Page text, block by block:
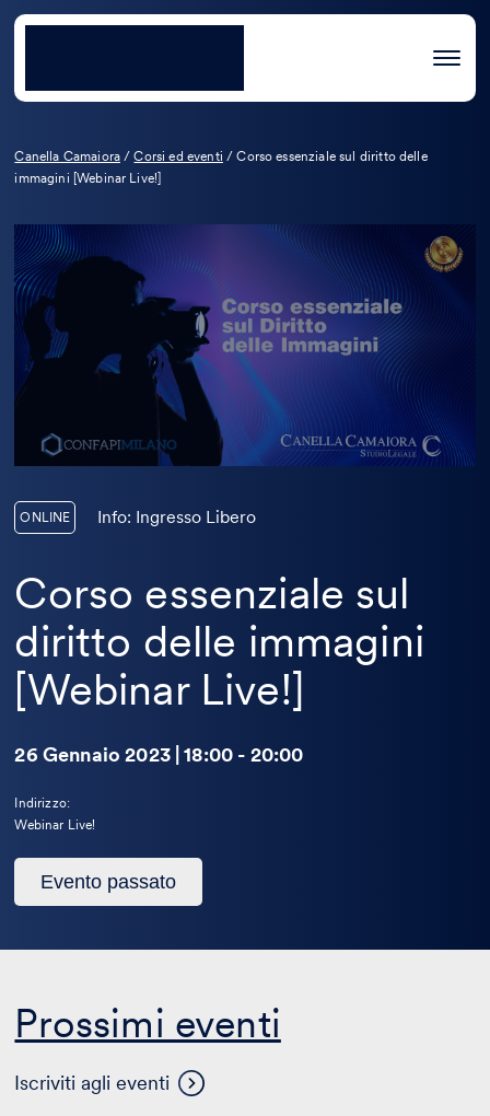
Canella Camaiora /Corsi ed eventi /Corso essenziale sul diritto delle
immagini [Webinar Live!]
ONLINE Info: Ingresso Libero
Corso essenziale sul
diritto delle immagini
[Webinar Live!]
26 Gennaio 2023 | 18:00 - 20:00
Indirizzo:
Webinar Live!
Questo
evento
è
Evento passato
Prossimi eventi
Iscriviti agli eventi